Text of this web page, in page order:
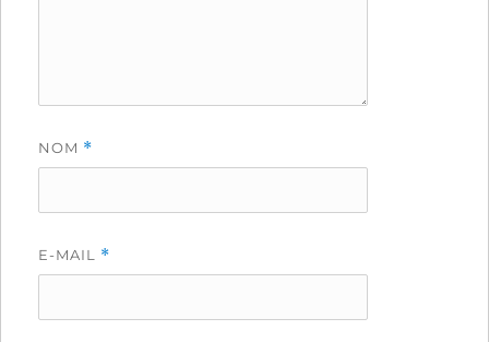
NOM *
E-MAIL *